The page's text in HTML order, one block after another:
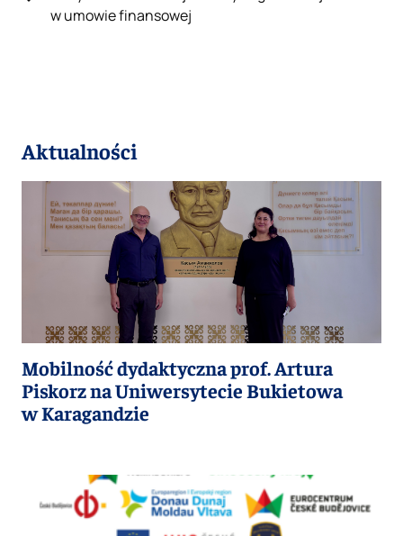
w umowie finansowej
Aktualności
Mobilność dydaktyczna prof. Artura
Piskorz na Uniwersytecie Bukietowa
w Karagandzie